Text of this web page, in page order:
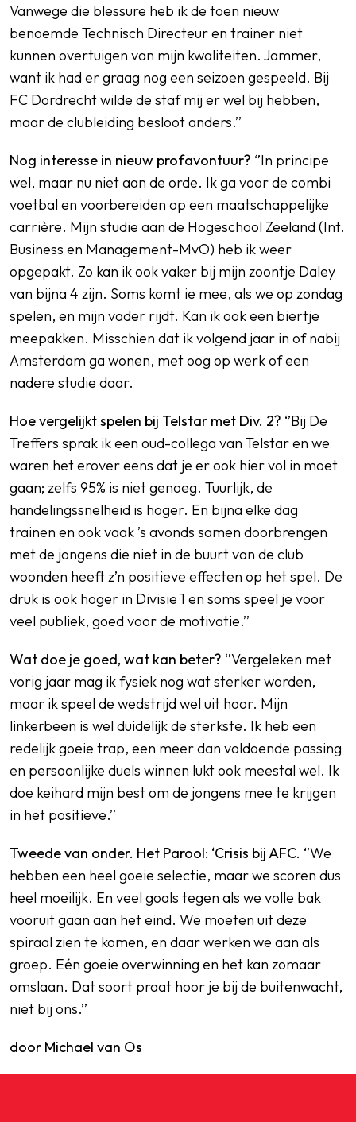
Vanwege die blessure heb ik de toen nieuw
benoemde Technisch Directeur en trainer niet
kunnen overtuigen van mijn kwaliteiten. Jammer,
want ik had er graag nog een seizoen gespeeld. Bij
FC Dordrecht wilde de staf mij er wel bij hebben,
maar de clubleiding besloot anders.’’
Nog interesse in nieuw profavontuur? ‘’In principe
wel, maar nu niet aan de orde. Ik ga voor de combi
voetbal en voorbereiden op een maatschappelijke
carrière. Mijn studie aan de Hogeschool Zeeland (Int.
Business en Management-MvO) heb ik weer
opgepakt. Zo kan ik ook vaker bij mijn zoontje Daley
van bijna 4 zijn. Soms komt ie mee, als we op zondag
spelen, en mijn vader rijdt. Kan ik ook een biertje
meepakken. Misschien dat ik volgend jaar in of nabij
Amsterdam ga wonen, met oog op werk of een
nadere studie daar.
Hoe vergelijkt spelen bij Telstar met Div. 2? ‘’Bij De
Treffers sprak ik een oud-collega van Telstar en we
waren het erover eens dat je er ook hier vol in moet
gaan; zelfs 95% is niet genoeg. Tuurlijk, de
handelingssnelheid is hoger. En bijna elke dag
trainen en ook vaak ’s avonds samen doorbrengen
met de jongens die niet in de buurt van de club
woonden heeft z’n positieve effecten op het spel. De
druk is ook hoger in Divisie 1 en soms speel je voor
veel publiek, goed voor de motivatie.’’
Wat doe je goed, wat kan beter? ‘’Vergeleken met
vorig jaar mag ik fysiek nog wat sterker worden,
maar ik speel de wedstrijd wel uit hoor. Mijn
linkerbeen is wel duidelijk de sterkste. Ik heb een
redelijk goeie trap, een meer dan voldoende passing
en persoonlijke duels winnen lukt ook meestal wel. Ik
doe keihard mijn best om de jongens mee te krijgen
in het positieve.’’
Tweede van onder. Het Parool: ‘Crisis bij AFC. ‘’We
hebben een heel goeie selectie, maar we scoren dus
heel moeilijk. En veel goals tegen als we volle bak
vooruit gaan aan het eind. We moeten uit deze
spiraal zien te komen, en daar werken we aan als
groep. Eén goeie overwinning en het kan zomaar
omslaan. Dat soort praat hoor je bij de buitenwacht,
niet bij ons.’’
door Michael van Os